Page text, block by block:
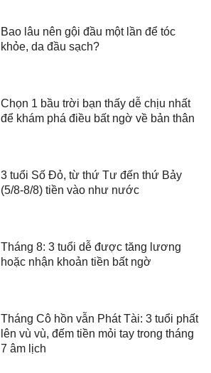
Bao lâu nên gội đầu một lần để tóc
khỏe, da đầu sạch?
Chọn 1 bầu trời bạn thấy dễ chịu nhất
để khám phá điều bất ngờ về bản thân
3 tuổi Số Đỏ, từ thứ Tư đến thứ Bảy
(5/8-8/8) tiền vào như nước
Tháng 8: 3 tuổi dễ được tăng lương
hoặc nhận khoản tiền bất ngờ
Tháng Cô hồn vẫn Phát Tài: 3 tuổi phất
lên vù vù, đếm tiền mỏi tay trong tháng
7 âm lịch